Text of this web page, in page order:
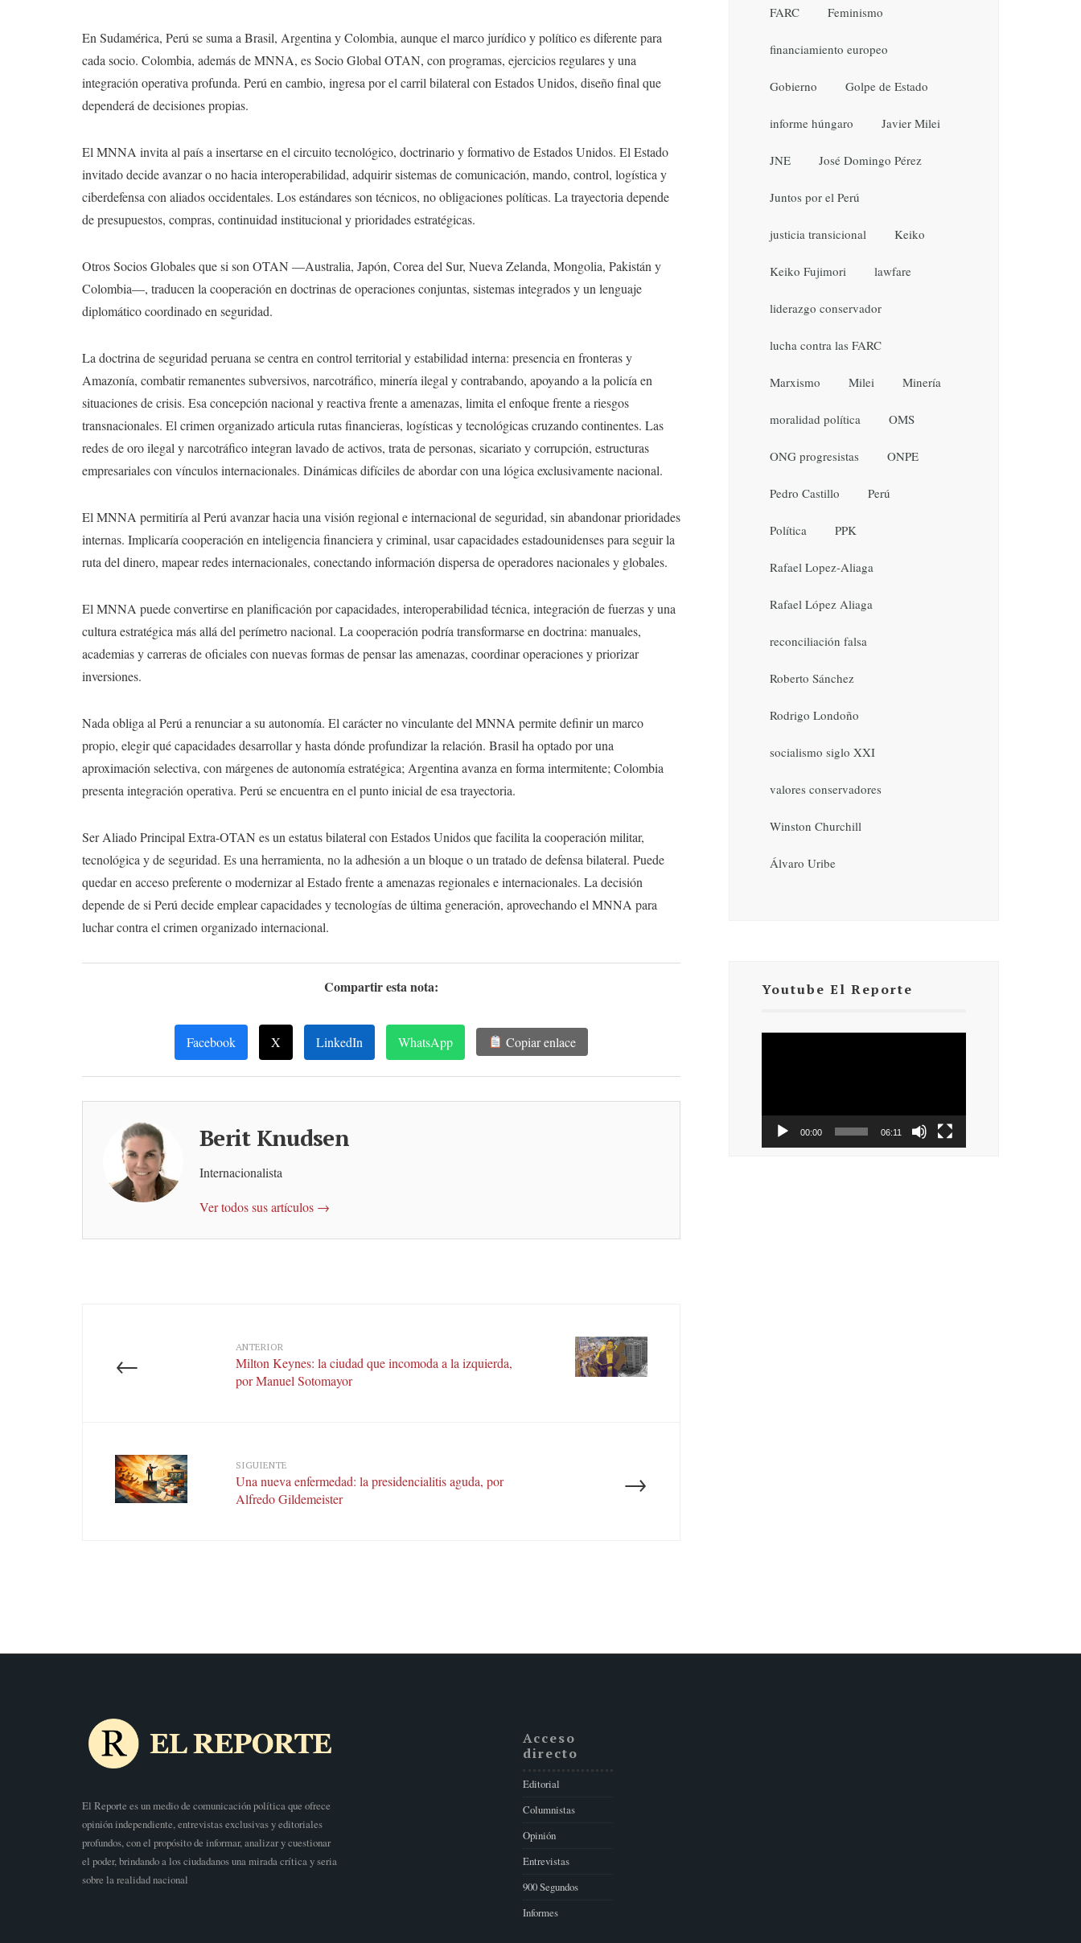
En Sudamérica, Perú se suma a Brasil, Argentina y Colombia, aunque el marco jurídico y político es diferente para
cada socio. Colombia, además de MNNA, es Socio Global OTAN, con programas, ejercicios regulares y una
integración operativa profunda. Perú en cambio, ingresa por el carril bilateral con Estados Unidos, diseño final que
dependerá de decisiones propias.
El MNNA invita al país a insertarse en el circuito tecnológico, doctrinario y formativo de Estados Unidos. El Estado
invitado decide avanzar o no hacia interoperabilidad, adquirir sistemas de comunicación, mando, control, logística y
ciberdefensa con aliados occidentales. Los estándares son técnicos, no obligaciones políticas. La trayectoria depende
de presupuestos, compras, continuidad institucional y prioridades estratégicas.
Otros Socios Globales que si son OTAN —Australia, Japón, Corea del Sur, Nueva Zelanda, Mongolia, Pakistán y
Colombia—, traducen la cooperación en doctrinas de operaciones conjuntas, sistemas integrados y un lenguaje
diplomático coordinado en seguridad.
La doctrina de seguridad peruana se centra en control territorial y estabilidad interna: presencia en fronteras y
Amazonía, combatir remanentes subversivos, narcotráfico, minería ilegal y contrabando, apoyando a la policía en
situaciones de crisis. Esa concepción nacional y reactiva frente a amenazas, limita el enfoque frente a riesgos
transnacionales. El crimen organizado articula rutas financieras, logísticas y tecnológicas cruzando continentes. Las
redes de oro ilegal y narcotráfico integran lavado de activos, trata de personas, sicariato y corrupción, estructuras
empresariales con vínculos internacionales. Dinámicas difíciles de abordar con una lógica exclusivamente nacional.
El MNNA permitiría al Perú avanzar hacia una visión regional e internacional de seguridad, sin abandonar prioridades
internas. Implicaría cooperación en inteligencia financiera y criminal, usar capacidades estadounidenses para seguir la
ruta del dinero, mapear redes internacionales, conectando información dispersa de operadores nacionales y globales.
El MNNA puede convertirse en planificación por capacidades, interoperabilidad técnica, integración de fuerzas y una
cultura estratégica más allá del perímetro nacional. La cooperación podría transformarse en doctrina: manuales,
academias y carreras de oficiales con nuevas formas de pensar las amenazas, coordinar operaciones y priorizar
inversiones.
Nada obliga al Perú a renunciar a su autonomía. El carácter no vinculante del MNNA permite definir un marco
propio, elegir qué capacidades desarrollar y hasta dónde profundizar la relación. Brasil ha optado por una
aproximación selectiva, con márgenes de autonomía estratégica; Argentina avanza en forma intermitente; Colombia
presenta integración operativa. Perú se encuentra en el punto inicial de esa trayectoria.
Ser Aliado Principal Extra-OTAN es un estatus bilateral con Estados Unidos que facilita la cooperación militar,
tecnológica y de seguridad. Es una herramienta, no la adhesión a un bloque o un tratado de defensa bilateral. Puede
quedar en acceso preferente o modernizar al Estado frente a amenazas regionales e internacionales. La decisión
depende de si Perú decide emplear capacidades y tecnologías de última generación, aprovechando el MNNA para
luchar contra el crimen organizado internacional.
Compartir esta nota:
Facebook X LinkedIn WhatsApp Copiar enlace
Berit Knudsen
Internacionalista
Ver todos sus artículos →
←
ANTERIOR
Milton Keynes: la ciudad que incomoda a la izquierda,
por Manuel Sotomayor
→
SIGUIENTE
Una nueva enfermedad: la presidencialitis aguda, por
Alfredo Gildemeister
FARC Feminismo
financiamiento europeo
Gobierno Golpe de Estado
informe húngaro Javier Milei
JNE José Domingo Pérez
Juntos por el Perú
justicia transicional Keiko
Keiko Fujimori lawfare
liderazgo conservador
lucha contra las FARC
Marxismo Milei Minería
moralidad política OMS
ONG progresistas ONPE
Pedro Castillo Perú
Política PPK
Rafael Lopez-Aliaga
Rafael López Aliaga
reconciliación falsa
Roberto Sánchez
Rodrigo Londoño
socialismo siglo XXI
valores conservadores
Winston Churchill
Álvaro Uribe
Youtube El Reporte
00:00 06:11
El Reporte es un medio de comunicación política que ofrece
opinión independiente, entrevistas exclusivas y editoriales
profundos, con el propósito de informar, analizar y cuestionar
el poder, brindando a los ciudadanos una mirada crítica y seria
sobre la realidad nacional
Acceso
directo
Editorial
Columnistas
Opinión
Entrevistas
900 Segundos
Informes